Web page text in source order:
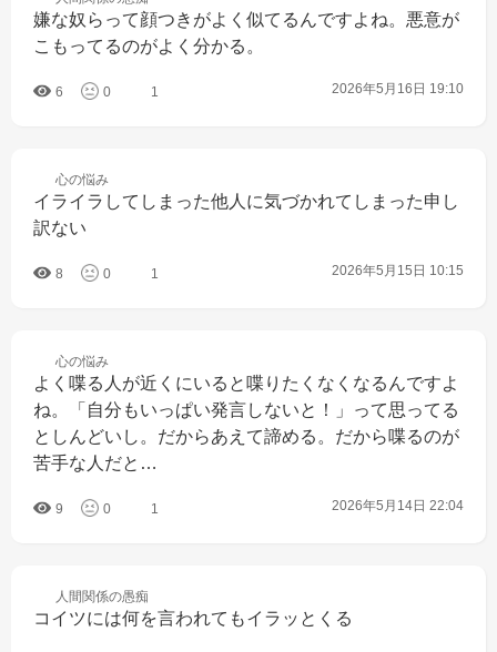
嫌な奴らって顔つきがよく似てるんですよね。悪意が
こもってるのがよく分かる。
6 0 1 2026年5月16日 19:10
心の悩み
イライラしてしまった他人に気づかれてしまった申し
訳ない
8 0 1 2026年5月15日 10:15
心の悩み
よく喋る人が近くにいると喋りたくなくなるんですよ
ね。「自分もいっぱい発言しないと！」って思ってる
としんどいし。だからあえて諦める。だから喋るのが
苦手な人だと…
9 0 1 2026年5月14日 22:04
人間関係の愚痴
コイツには何を言われてもイラッとくる